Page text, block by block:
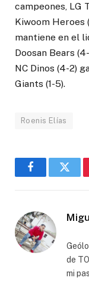
campeones, LG
Kiwoom Heroes
mantiene en el
Doosan Bears
NC Dinos (4-2)
Giants (1-5).
Roenis Elías
Facebook
de
mi